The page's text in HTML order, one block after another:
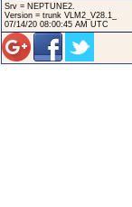
Srv = NEPTUNE2.
Version = trunk VLM2_V28.1_
07/14/20 08:00:45 AM UTC